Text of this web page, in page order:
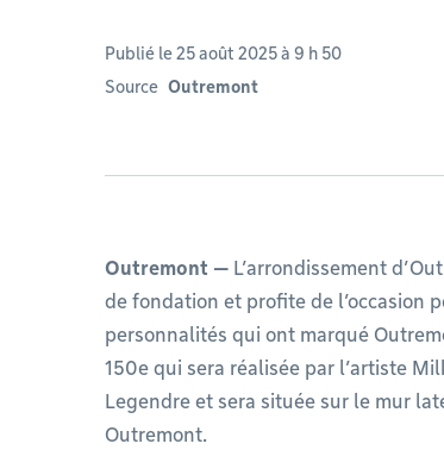
Publié le 25 août 2025 à 9 h 50
Source Outremont
Outremont — L’arrondissement
de fondation et profite de l’occasion
personnalités qui ont marqué
150e qui sera réalisée par l’artiste
Legendre et sera située sur le mur
Outremont.